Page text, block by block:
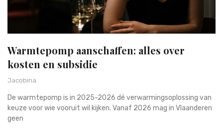
Warmtepomp aanschaffen: alles over
kosten en subsidie
Jacobina
De warmtepomp is in 2025-2026 dé verwarmingsoplossing van
keuze voor wie vooruit wil kijken. Vanaf 2026 mag in Vlaanderen
geen